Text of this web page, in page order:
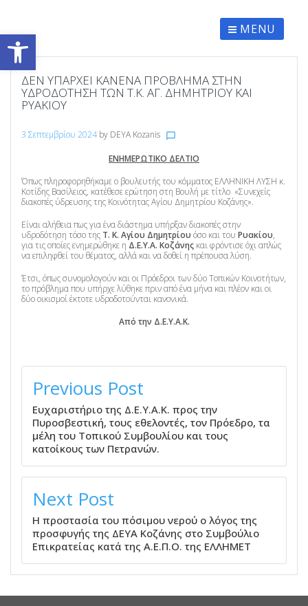
Ανοίξτε τη γραμμή εργαλείων MENU
ΔΕΝ ΥΠΆΡΧΕΙ ΚΑΝΈΝΑ ΠΡΌΒΛΗΜΑ ΣΤΗΝ
ΥΔΡΟΔΌΤΗΣΗ ΤΩΝ Τ.Κ. ΑΓ. ΔΗΜΗΤΡΊΟΥ ΚΑΙ
ΡΥΑΚΊΟΥ
3 Σεπτεμβρίου 2024 by DEYA Kozanis chat_bubble_outline
ΕΝΗΜΕΡΩΤΙΚΟ ΔΕΛΤΙΟ
Όπως πληροφορηθήκαμε ο βουλευτής του κόμματος ΕΛΛΗΝΙΚΗ ΛΥΣΗ κ.
Κοτίδης Βασίλειος, κατέθεσε ερώτηση στη Βουλή με τίτλο «Συνεχείς
διακοπές ύδρευσης της Κοινότητας Αγίου Δημητρίου Κοζάνης».
Είναι αλήθεια πως για ένα διάστημα υπήρξαν διακοπές στην
υδροδότηση τόσο της Τ. Κ. Αγίου Δημητρίου όσο και του Ρυακίου,
για τις οποίες ενημερώθηκε η Δ.Ε.Υ.Α. Κοζάνης και φρόντισε όχι απλώς
να επιληφθεί του θέματος, αλλά και να δοθεί η πρέπουσα λύση.
Έτσι, όπως συνομολογούν και οι Πρόεδροι των δύο Τοπικών Κοινοτήτων,
το πρόβλημα που υπήρχε λύθηκε πριν από ένα μήνα και πλέον και οι
δύο οικισμοί έκτοτε υδροδοτούνται κανονικά.
Από την Δ.Ε.Υ.Α.Κ.
ΠΛΟΉΓΗΣΗ
ΆΡΘΡΩΝ
Previous Post
Ευχαριστήριο της Δ.Ε.Υ.Α.Κ. προς την
Πυροσβεστική, τους εθελοντές, τον Πρόεδρο, τα
μέλη του Τοπικού Συμβουλίου και τους
κατοίκους των Πετρανών.
Next Post
Η προστασία του πόσιμου νερού ο λόγος της
προσφυγής της ΔΕΥΑ Κοζάνης στο Συμβούλιο
Επικρατείας κατά της Α.Ε.Π.Ο. της ΕΛΛΗΜΕΤ